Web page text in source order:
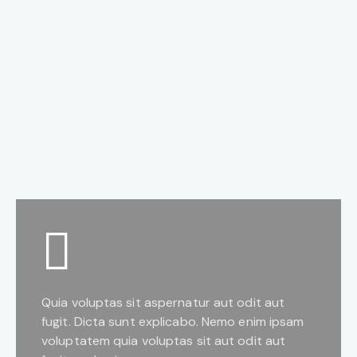
Quia voluptas sit aspernatur aut odit aut
fugit. Dicta sunt explicabo. Nemo enim ipsam
voluptatem quia voluptas sit aut odit aut